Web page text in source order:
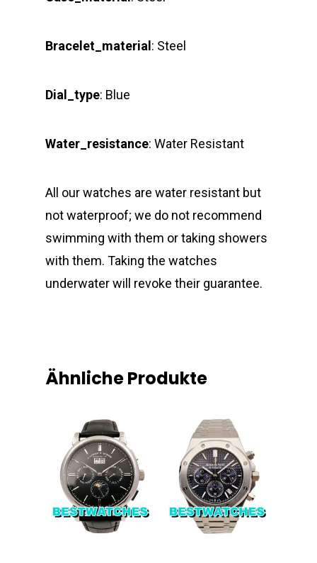
Bracelet_material: Steel
Dial_type: Blue
Water_resistance: Water Resistant
All our watches are water resistant but
not waterproof; we do not recommend
swimming with them or taking showers
with them. Taking the watches
underwater will revoke their guarantee.
Ähnliche Produkte